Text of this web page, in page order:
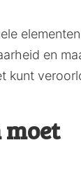
en
kunt
moet